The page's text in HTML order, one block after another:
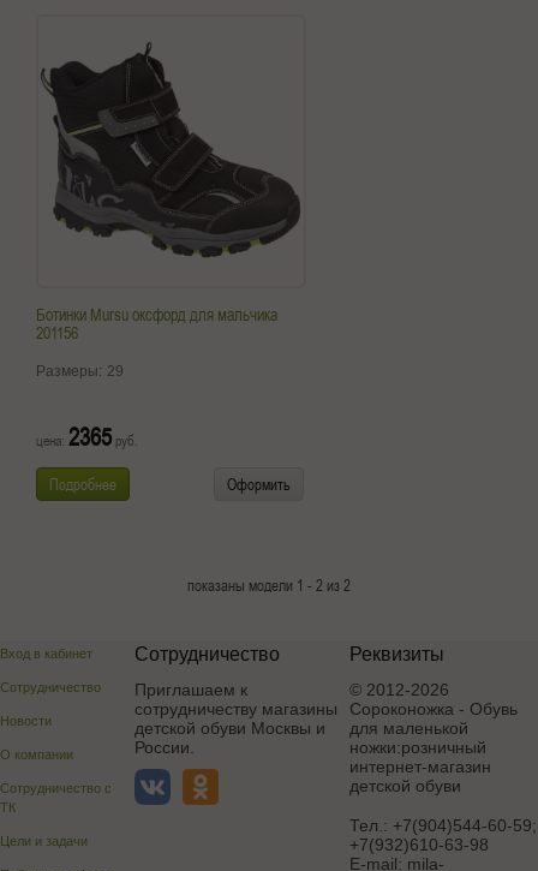
Ботинки Mursu оксфорд для мальчика
201156
Размеры: 29
цена: 2365 руб.
Подробнее Оформить
показаны модели 1 - 2 из 2
Вход в кабинет
Сотрудничество
Новости
О компании
Сотрудничество с
ТК
Цели и задачи
Сотрудничество
Приглашаем к
сотрудничеству магазины
детской обуви Москвы и
России.
Реквизиты
© 2012-2026
Сороконожка - Обувь
для маленькой
ножки:розничный
интернет-магазин
детской обуви
Тел.: +7(904)544-60-59;
+7(932)610-63-98
E-mail: mila-